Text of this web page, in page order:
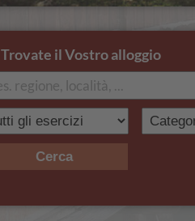
Trovate il Vostro alloggio
Cerca